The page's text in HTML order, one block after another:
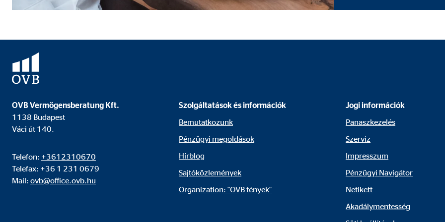
OVB Vermögensberatung Kft.
1138 Budapest
Váci út 140.
Telefon: +3612310670
Telefax: +36 1 231 0679
Mail: ovb@office.ovb.hu
Szolgáltatások és információk
Bemutatkozunk
Pénzügyi megoldások
Hírblog
Sajtóközlemények
Organization: "OVB tények"
Jogi információk
Panaszkezelés
Szerviz
Impresszum
Pénzügyi Navigátor
Netikett
Akadálymentesség
nincs szükség kézi hozzájárulásra.
Cél: Interaktív Google térképek megjelenítése
24 hónap
Nevek: youtube
Google Ireland Ltd.